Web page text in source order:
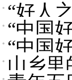
“好人
“中国
“中国
山乡